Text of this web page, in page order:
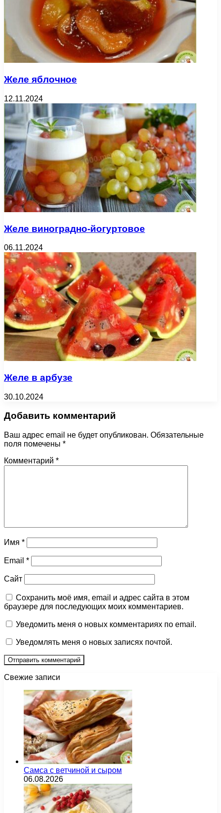
Желе яблочное
12.11.2024
Желе виноградно-йогуртовое
06.11.2024
Желе в арбузе
30.10.2024
Добавить комментарий
Ваш адрес email не будет опубликован. Обязательные
поля помечены *
Комментарий *
Имя *
Email *
Сайт
Сохранить моё имя, email и адрес сайта в этом
браузере для последующих моих комментариев.
Уведомить меня о новых комментариях по email.
Уведомлять меня о новых записях почтой.
Свежие записи
Самса с ветчиной и сыром
06.08.2026